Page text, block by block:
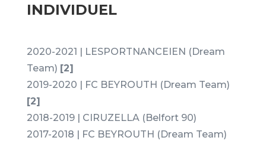
INDIVIDUEL
2020-2021 | LESPORTNANCEIEN (Dream
Team) [2]
2019-2020 | FC BEYROUTH (Dream Team)
[2]
2018-2019 | CIRUZELLA (Belfort 90)
2017-2018 | FC BEYROUTH (Dream Team)